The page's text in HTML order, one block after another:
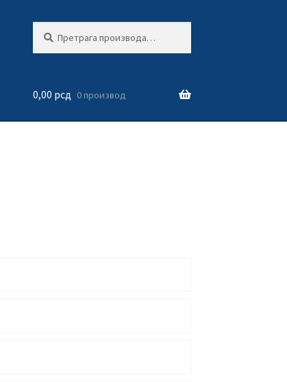
0,00 рсд 0 производ